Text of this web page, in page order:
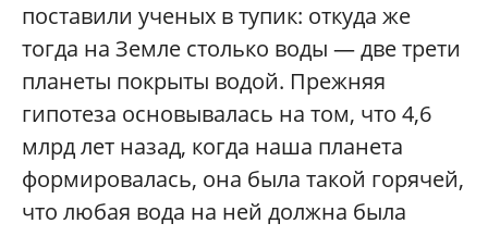
поставили ученых в тупик: откуда же
тогда на Земле столько воды — две трети
планеты покрыты водой. Прежняя
гипотеза основывалась на том, что 4,6
млрд лет назад, когда наша планета
формировалась, она была такой горячей,
что любая вода на ней должна была